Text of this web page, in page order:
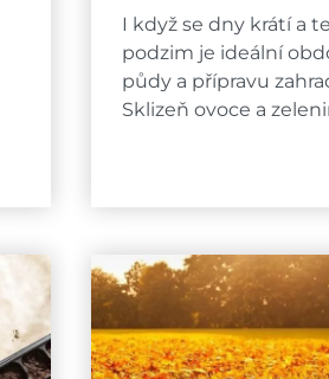
I když se dny krátí a
podzim je ideální
půdy a přípravu
Sklizeň ovoce a